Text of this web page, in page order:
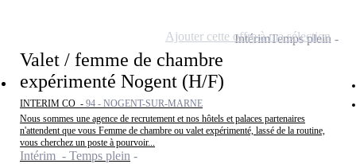
Valet / femme de chambre
expérimenté Nogent (H/F)
INTERIM CO - 94 - NOGENT-SUR-MARNE
Nous sommes une agence de recrutement et nos hôtels et palaces partenaires
n'attendent que vous Femme de chambre ou valet expérimenté, lassé de la routine,
vous cherchez un poste à pourvoir...
Intérim - Temps plein
IntérimTemps plein
Ajouter cette offre à ma sélection